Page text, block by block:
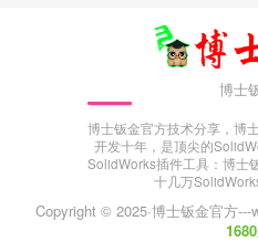
博士
博士钣金官方技术分享，博
开发十年，是顶尖的
SolidWorks插件工具：博士
十几万
Copyright © 2025·博士钣金官方---